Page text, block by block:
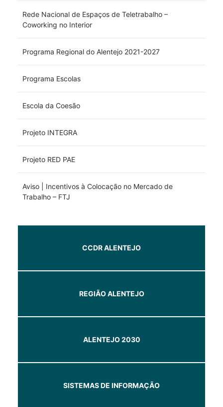
Rede Nacional de Espaços de Teletrabalho –
Coworking no Interior
Programa Regional do Alentejo 2021-2027
Programa Escolas
Escola da Coesão
Projeto INTEGRA
Projeto RED PAE
Aviso | Incentivos à Colocação no Mercado de
Trabalho – FTJ
CCDR ALENTEJO
REGIÃO ALENTEJO
ALENTEJO 2030
SISTEMAS DE INFORMAÇÃO